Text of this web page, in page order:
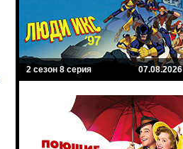
2 сезон 8 серия 07.08.2026